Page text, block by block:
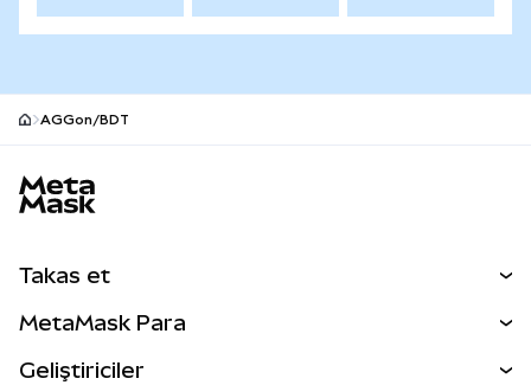
AGGon/BDT
Takas et
MetaMask Para
Geliştiriciler